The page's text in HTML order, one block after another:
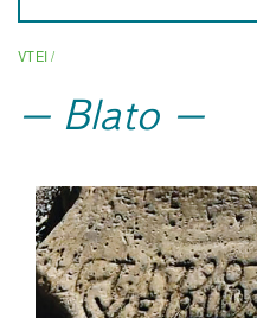
VTEI/
Blato